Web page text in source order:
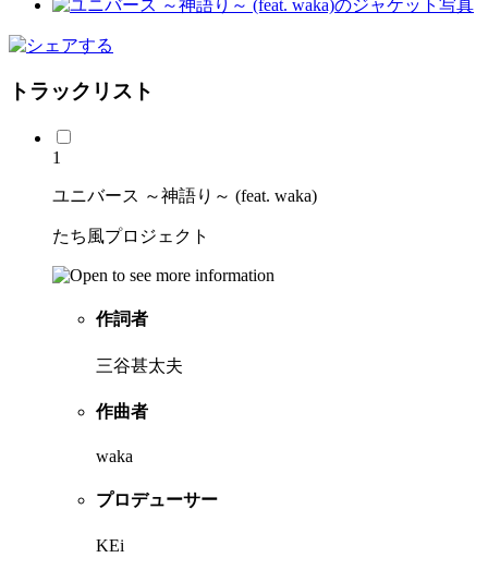
トラックリスト
1
ユニバース ～神語り～ (feat. waka)
たち風プロジェクト
作詞者
三谷甚太夫
作曲者
waka
プロデューサー
KEi